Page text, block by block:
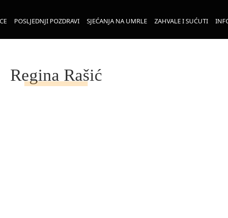
POSLJEDNJI POZDRAVI SJEĆANJA NA UMRLE ZAHVALE I SUĆUTI
Regina Rašić